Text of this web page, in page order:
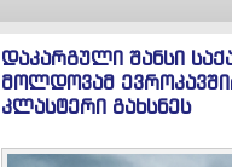
დაკარგული შანსი
მოლდოვამ
კლასტერი გახსნეს